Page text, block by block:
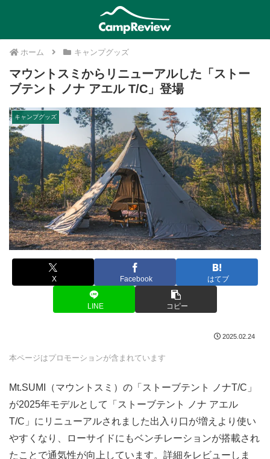
ホーム キャンプグッズ
マウントスミからリニューアルした「ストー
ブテント ノナ アエル T/C」登場
キャンプグッズ
X Facebook はてブ
LINE コピー
2025.02.24
本ページはプロモーションが含まれています
Mt.SUMI（マウントスミ）の「ストーブテント ノナT/C」
が2025年モデルとして「ストーブテント ノナ アエル
T/C」にリニューアルされました出入り口が増えより使い
やすくなり、ローサイドにもベンチレーションが搭載され
たことで通気性が向上しています。詳細をレビューしま